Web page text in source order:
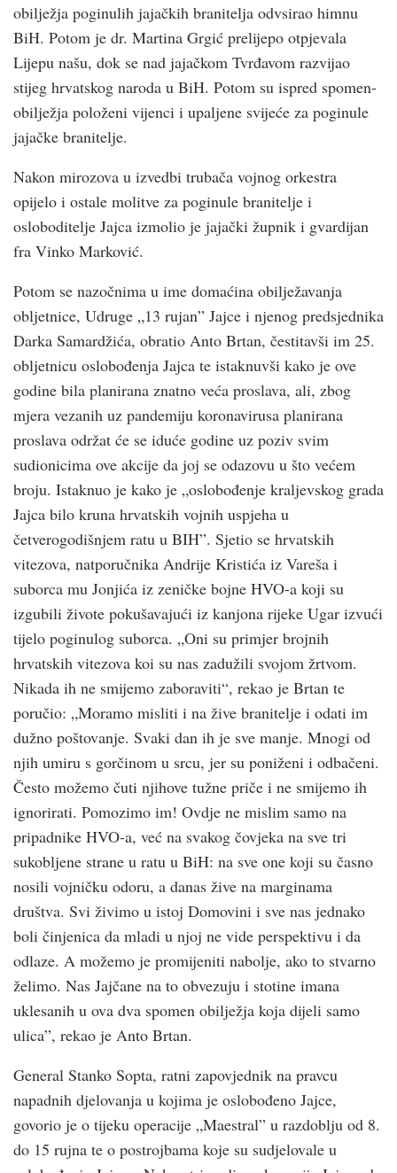
obilježja poginulih jajačkih branitelja odvsirao himnu
BiH. Potom je dr. Martina Grgić prelijepo otpjevala
Lijepu našu, dok se nad jajačkom Tvrđavom razvijao
stijeg hrvatskog naroda u BiH. Potom su ispred spomen-
obilježja položeni vijenci i upaljene svijeće za poginule
jajačke branitelje.
Nakon mirozova u izvedbi trubača vojnog orkestra
opijelo i ostale molitve za poginule branitelje i
osloboditelje Jajca izmolio je jajački župnik i gvardijan
fra Vinko Marković.
Potom se nazočnima u ime domaćina obilježavanja
obljetnice, Udruge „13 rujan” Jajce i njenog predsjednika
Darka Samardžića, obratio Anto Brtan, čestitavši im 25.
obljetnicu oslobođenja Jajca te istaknuvši kako je ove
godine bila planirana znatno veća proslava, ali, zbog
mjera vezanih uz pandemiju koronavirusa planirana
proslava održat će se iduće godine uz poziv svim
sudionicima ove akcije da joj se odazovu u što većem
broju. Istaknuo je kako je „oslobođenje kraljevskog grada
Jajca bilo kruna hrvatskih vojnih uspjeha u
četverogodišnjem ratu u BIH”. Sjetio se hrvatskih
vitezova, natporučnika Andrije Kristića iz Vareša i
suborca mu Jonjića iz zeničke bojne HVO-a koji su
izgubili živote pokušavajući iz kanjona rijeke Ugar izvući
tijelo poginulog suborca. „Oni su primjer brojnih
hrvatskih vitezova koi su nas zadužili svojom žrtvom.
Nikada ih ne smijemo zaboraviti“, rekao je Brtan te
poručio: „Moramo misliti i na žive branitelje i odati im
dužno poštovanje. Svaki dan ih je sve manje. Mnogi od
njih umiru s gorčinom u srcu, jer su poniženi i odbačeni.
Često možemo čuti njihove tužne priče i ne smijemo ih
ignorirati. Pomozimo im! Ovdje ne mislim samo na
pripadnike HVO-a, već na svakog čovjeka na sve tri
sukobljene strane u ratu u BiH: na sve one koji su časno
nosili vojničku odoru, a danas žive na marginama
društva. Svi živimo u istoj Domovini i sve nas jednako
boli činjenica da mladi u njoj ne vide perspektivu i da
odlaze. A možemo je promijeniti nabolje, ako to stvarno
želimo. Nas Jajčane na to obvezuju i stotine imana
uklesanih u ova dva spomen obilježja koja dijeli samo
ulica”, rekao je Anto Brtan.
General Stanko Sopta, ratni zapovjednik na pravcu
napadnih djelovanja u kojima je oslobođeno Jajce,
govorio je o tijeku operacije „Maestral” u razdoblju od 8.
do 15 rujna te o postrojbama koje su sudjelovale u